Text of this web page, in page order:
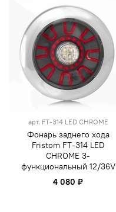
арт. FT-314 LED CHROME
Фонарь заднего хода
Fristom FT-314 LED
CHROME 3-
функциональный 12/36V
4 080 ₽